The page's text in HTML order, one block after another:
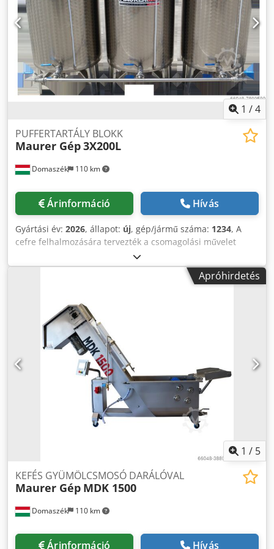
beavatkozás nélkül fogadja a préselt levet, majd továbbítja
a puffertartályba. Minimális karbantartást igényel.
Bármilyen Maurer Gép gyártmányú gyümölcspréssel képes
együttműködni.
1 /4
Domaszék 110 km
PUFFERTARTÁLY BLOKK
Maurer Gép3X200L
Árinformáció Hívás
Gyártási év: 2026, állapot: új, gép/jármű száma: 1234, A
cefre felhalmozására tervezték a csomagolási művelet
előtt. A felhalmozási opció lehetővé teszi, hogy a teljes
vonal folyamatosan, megállás nélkül, a csomagológéptől
függetlenül működjön. - Kapacitás: 600 L - Anyag: Wnr.
Úszófedéllel - Szintjelzővel Méretek: D - átmérő: 565 mm
Chodpfx Ajiu Hy Tskqja H - teljes magasság: 1095 mm h1 -
tartály magassága lábak nélkül: 845 mm h2 - lábak
magassága: 250 mm A méretek egy tartályra értendőek !
Apróhirdetés
1 / 5
Domaszék 110 km
KEFÉS GYÜMÖLCSMOSÓ DARÁLÓVAL
Maurer Gép MDK 1500
Árinformáció Hívás